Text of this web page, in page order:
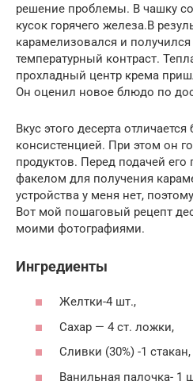
решение проблемы. В чашку
кусок горячего железа.В
карамелизовался и
температурный контраст.
прохладный центр крема
Он оценил новое блюдо по
Вкус этого десерта отличается
консистенцией. При этом он
продуктов. Перед подачей
факелом для получения
устройства у меня нет,
Вот мой пошаговый рецепт
моими фотографиями.
Ингредиенты
Желтки-4 шт.,
Сахар — 4 ст. ложки,
Сливки (30%) -1 стакан,
Ванильная палочка- 1